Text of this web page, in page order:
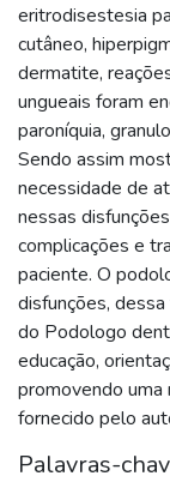
eritrodisestesia
cutâneo,
dermatite,
ungueais foram
paroníquia,
Sendo assim
necessidade de
nessas
complicações e
paciente. O
disfunções,
do Podologo
educação,
promovendo uma
fornecido pelo
Palavras-